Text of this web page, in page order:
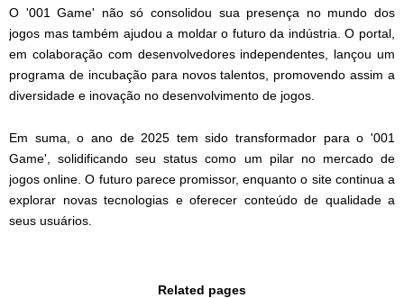
O '001 Game' não só consolidou sua presença no mundo dos
jogos mas também ajudou a moldar o futuro da indústria. O portal,
em colaboração com desenvolvedores independentes, lançou um
programa de incubação para novos talentos, promovendo assim a
diversidade e inovação no desenvolvimento de jogos.
Em suma, o ano de 2025 tem sido transformador para o '001
Game', solidificando seu status como um pilar no mercado de
jogos online. O futuro parece promissor, enquanto o site continua a
explorar novas tecnologias e oferecer conteúdo de qualidade a
seus usuários.
Related pages